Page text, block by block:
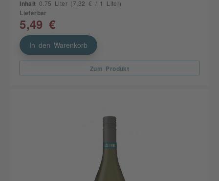
Inhalt 0.75 Liter (7,32 € / 1 Liter)
Lieferbar
5,49 €
In den Warenkorb
Zum Produkt